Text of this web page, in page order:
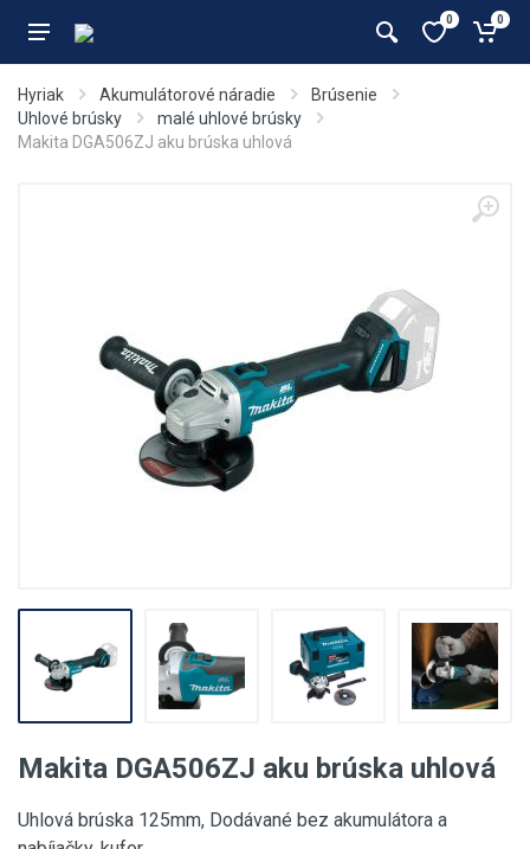
0 0
Hyriak Akumulátorové náradie
Brúsenie
Uhlové brúsky
malé uhlové brúsky
Makita DGA506ZJ aku brúska uhlová
Makita DGA506ZJ aku brúska uhlová
Uhlová brúska 125mm, Dodávané bez akumulátora a